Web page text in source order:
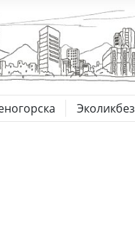
Эколикбез